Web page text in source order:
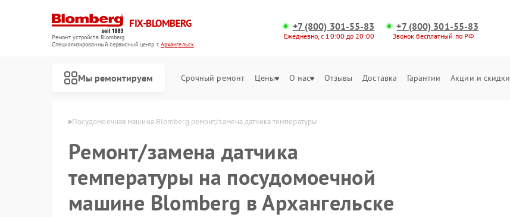
FIX-BLOMBERG
Ремонт устройств Blomberg
Специализированный cервисный центр г.Архангельск
+7 (800) 301-55-83
Ежедневно, с 10:00 до 20:00
+7 (800) 301-55-83
Звонок бесплатный по РФ
Мы ремонтируем Срочный ремонт Цены О нас Отзывы Доставка Гарантии Акции и скидки
Посудомоечная машина Blomberg ремонт/замена датчика температуры
Ремонт/замена датчика
температуры на посудомоечной
машине Blomberg в Архангельске